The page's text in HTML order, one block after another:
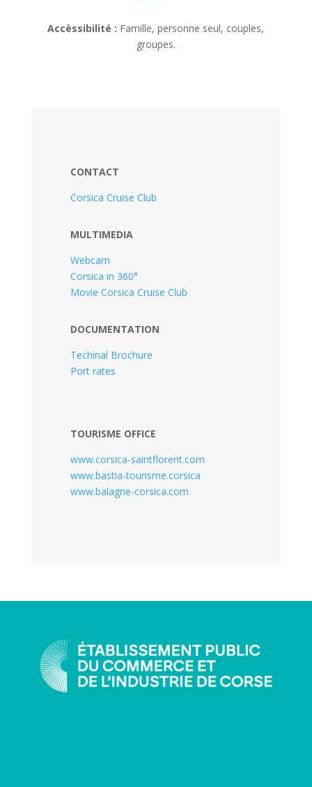
Accèssibilité : Famille, personne seul, couples,
groupes.
CONTACT
Corsica Cruise Club
MULTIMEDIA
Webcam
Corsica in 360°
Movie Corsica Cruise Club
DOCUMENTATION
Techinal Brochure
Port rates
TOURISME OFFICE
www.corsica-saintflorent.com
www.bastia-tourisme.corsica
www.balagne-corsica.com